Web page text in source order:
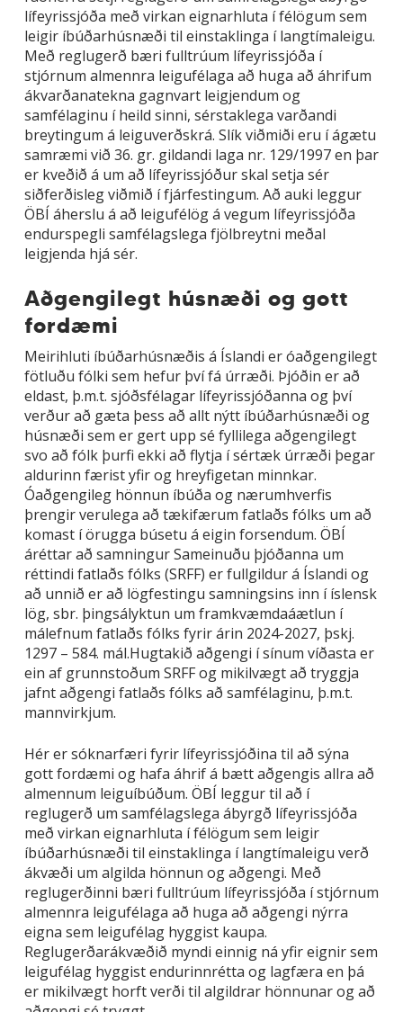
lífeyrissjóða með virkan eignarhluta í félögum sem
leigir íbúðarhúsnæði til einstaklinga í langtímaleigu.
Með reglugerð bæri fulltrúum lífeyrissjóða í
stjórnum almennra leigufélaga að huga að áhrifum
ákvarðanatekna gagnvart leigjendum og
samfélaginu í heild sinni, sérstaklega varðandi
breytingum á leiguverðskrá. Slík viðmiði eru í ágætu
samræmi við 36. gr. gildandi laga nr. 129/1997 en þar
er kveðið á um að lífeyrissjóður skal setja sér
siðferðisleg viðmið í fjárfestingum. Að auki leggur
ÖBÍ áherslu á að leigufélög á vegum lífeyrissjóða
endurspegli samfélagslega fjölbreytni meðal
leigjenda hjá sér.
Aðgengilegt húsnæði og gott
fordæmi
Meirihluti íbúðarhúsnæðis á Íslandi er óaðgengilegt
fötluðu fólki sem hefur því fá úrræði. Þjóðin er að
eldast, þ.m.t. sjóðsfélagar lífeyrissjóðanna og því
verður að gæta þess að allt nýtt íbúðarhúsnæði og
húsnæði sem er gert upp sé fyllilega aðgengilegt
svo að fólk þurfi ekki að flytja í sértæk úrræði þegar
aldurinn færist yfir og hreyfigetan minnkar.
Óaðgengileg hönnun íbúða og nærumhverfis
þrengir verulega að tækifærum fatlaðs fólks um að
komast í örugga búsetu á eigin forsendum. ÖBÍ
áréttar að samningur Sameinuðu þjóðanna um
réttindi fatlaðs fólks (SRFF) er fullgildur á Íslandi og
að unnið er að lögfestingu samningsins inn í íslensk
lög, sbr. þingsályktun um framkvæmdaáætlun í
málefnum fatlaðs fólks fyrir árin 2024-2027, þskj.
1297 – 584. mál.Hugtakið aðgengi í sínum víðasta er
ein af grunnstoðum SRFF og mikilvægt að tryggja
jafnt aðgengi fatlaðs fólks að samfélaginu, þ.m.t.
mannvirkjum.
Hér er sóknarfæri fyrir lífeyrissjóðina til að sýna
gott fordæmi og hafa áhrif á bætt aðgengis allra að
almennum leiguíbúðum. ÖBÍ leggur til að í
reglugerð um samfélagslega ábyrgð lífeyrissjóða
með virkan eignarhluta í félögum sem leigir
íbúðarhúsnæði til einstaklinga í langtímaleigu verð
ákvæði um algilda hönnun og aðgengi. Með
reglugerðinni bæri fulltrúum lífeyrissjóða í stjórnum
almennra leigufélaga að huga að aðgengi nýrra
eigna sem leigufélag hyggist kaupa.
Reglugerðarákvæðið myndi einnig ná yfir eignir sem
leigufélag hyggist endurinnrétta og lagfæra en þá
er mikilvægt horft verði til algildrar hönnunar og að